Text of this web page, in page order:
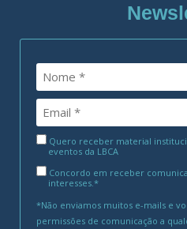
Quero receber material
eventos da LBCA
Concordo em receber
interesses.*
*Não enviamos muitos e-mails e
permissões de comunicação a